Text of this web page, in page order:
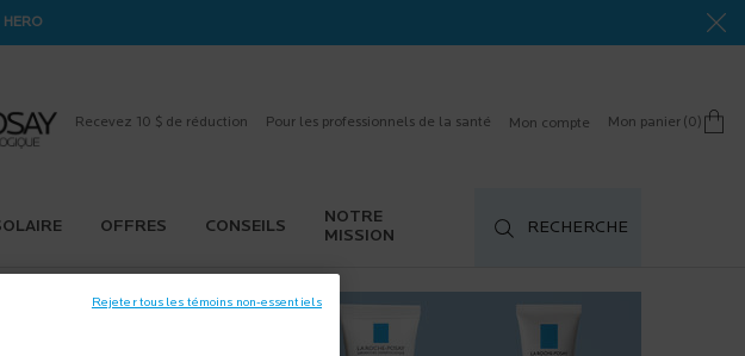
HERO
Recevez 10 $ de réduction Pour les professionnels de la santé Mon compte Mon panier 0
0 product in cart
OFFRES CONSEILS
NOTRE
MISSION
RECHERCHE
Rejeter tous les témoins non-essentiels